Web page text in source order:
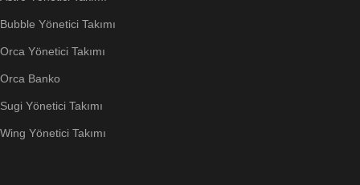
Bubble Yönetici Takımı
Orca Yönetici Takımı
Orca Banko
Sugi Yönetici Takımı
Wing Yönetici Takımı